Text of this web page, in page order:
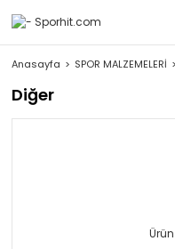
Anasayfa SPOR MALZEMELERİ
Diğer